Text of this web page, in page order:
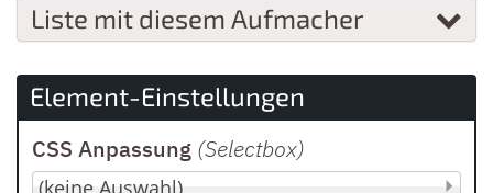
Liste mit diesem Aufmacher
Element-Einstellungen
CSS Anpassung (Selectbox)